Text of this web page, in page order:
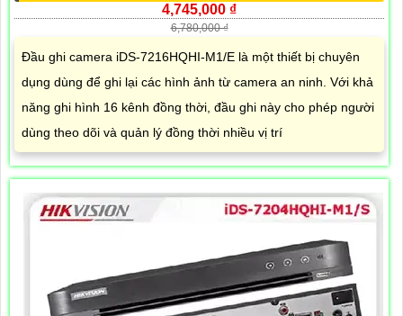
4,745,000 ₫
6,780,000 ₫
Đầu ghi camera iDS-7216HQHI-M1/E là một thiết bị chuyên
dụng dùng để ghi lại các hình ảnh từ camera an ninh. Với khả
năng ghi hình 16 kênh đồng thời, đầu ghi này cho phép người
dùng theo dõi và quản lý đồng thời nhiều vị trí